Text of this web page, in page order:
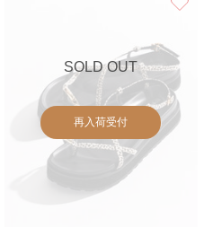
SOLD OUT
再入荷受付